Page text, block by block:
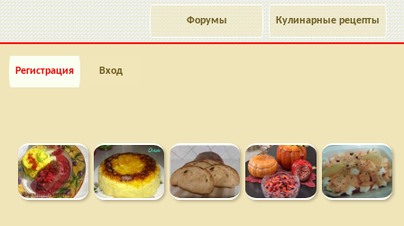
Кулинарные рецепты
Форумы
Регистрация Вход